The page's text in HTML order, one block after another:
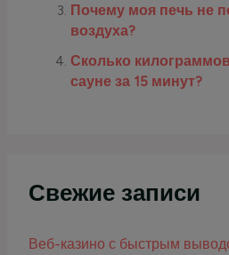
Почему моя печь не
воздуха?
Сколько
сауне за 15 минут?
Свежие записи
Веб-казино с быстрым